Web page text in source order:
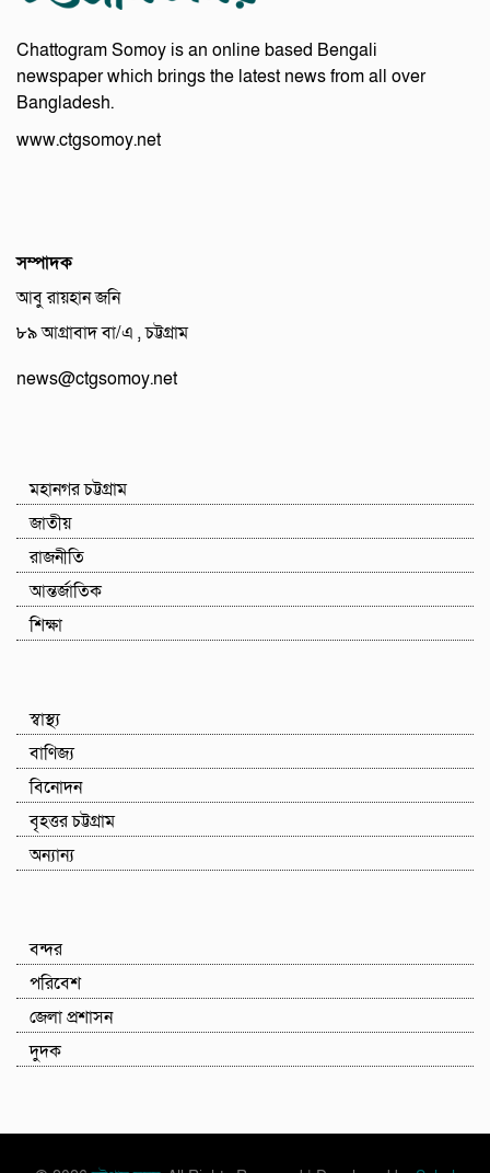
Chattogram Somoy is an online based Bengali
newspaper which brings the latest news from all over
Bangladesh.
www.ctgsomoy.net
সম্পাদক
আবু রায়হান জনি
৮৯ আগ্রাবাদ বা/এ , চট্টগ্রাম
news@ctgsomoy.net
মহানগর চট্টগ্রাম
জাতীয়
রাজনীতি
আন্তর্জাতিক
শিক্ষা
স্বাস্থ্য
বাণিজ্য
বিনোদন
বৃহত্তর চট্টগ্রাম
অন্যান্য
বন্দর
পরিবেশ
জেলা প্রশাসন
দুদক